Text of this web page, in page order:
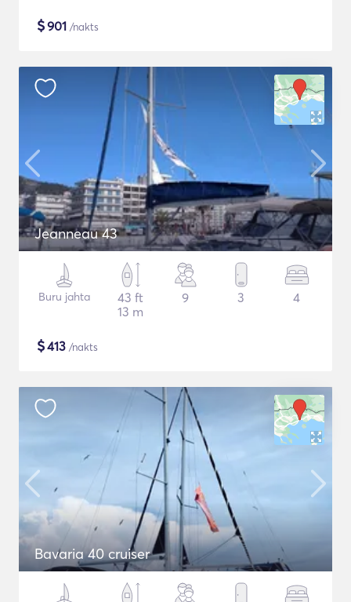
$901 /nakts
Jeanneau 43
Buru jahta
43 ft
13 m
9 3 4
$413 /nakts
Bavaria 40 cruiser